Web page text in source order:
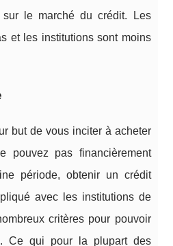
le marché du crédit. Les
et les institutions sont moins
but de vous inciter à acheter
pouvez pas financièrement
période, obtenir un crédit
avec les institutions de
critères pour pouvoir
Ce qui pour la plupart des